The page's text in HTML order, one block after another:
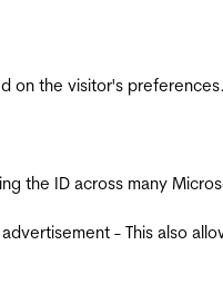
on the visitor's preferences.
the ID across many
- This also